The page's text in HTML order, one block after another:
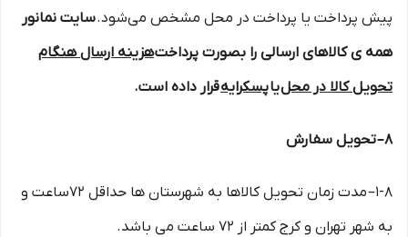
پیش پرداخت یا پرداخت در محل مشخص می‌شود.سایت نمانور
همه ی کالاهای ارسالی را بصورت پرداختهزینه ارسال هنگام
تحویل کالا در محلیاپسکرایهقرار داده است.
۸– تحویل سفارش
۱-۸– مدت زمان تحویل کالاها به شهرستان ها حداقل 72ساعت و
به شهر تهران و کرج کمتر از 72 ساعت می باشد.